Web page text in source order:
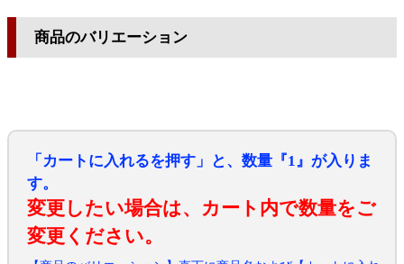
商品のバリエーション
「カートに入れるを押す」と、数量『1』が入りま
す。
変更したい場合は、カート内で数量をご
変更ください。